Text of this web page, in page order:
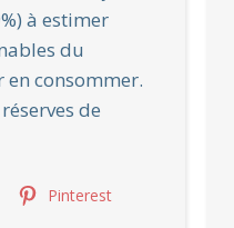
à estimer
du
consommer.
de
Pinterest